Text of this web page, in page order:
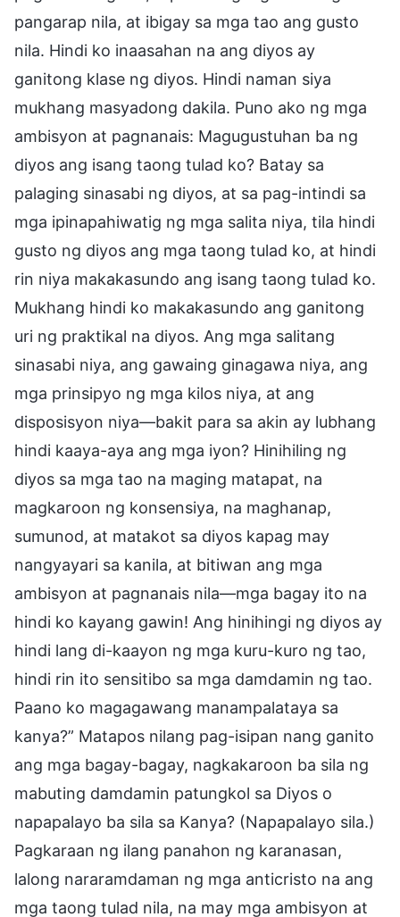
pangarap nila, at ibigay sa mga tao ang gusto
nila. Hindi ko inaasahan na ang diyos ay
ganitong klase ng diyos. Hindi naman siya
mukhang masyadong dakila. Puno ako ng mga
ambisyon at pagnanais: Magugustuhan ba ng
diyos ang isang taong tulad ko? Batay sa
palaging sinasabi ng diyos, at sa pag-intindi sa
mga ipinapahiwatig ng mga salita niya, tila hindi
gusto ng diyos ang mga taong tulad ko, at hindi
rin niya makakasundo ang isang taong tulad ko.
Mukhang hindi ko makakasundo ang ganitong
uri ng praktikal na diyos. Ang mga salitang
sinasabi niya, ang gawaing ginagawa niya, ang
mga prinsipyo ng mga kilos niya, at ang
disposisyon niya—bakit para sa akin ay lubhang
hindi kaaya-aya ang mga iyon? Hinihiling ng
diyos sa mga tao na maging matapat, na
magkaroon ng konsensiya, na maghanap,
sumunod, at matakot sa diyos kapag may
nangyayari sa kanila, at bitiwan ang mga
ambisyon at pagnanais nila—mga bagay ito na
hindi ko kayang gawin! Ang hinihingi ng diyos ay
hindi lang di-kaayon ng mga kuru-kuro ng tao,
hindi rin ito sensitibo sa mga damdamin ng tao.
Paano ko magagawang manampalataya sa
kanya?” Matapos nilang pag-isipan nang ganito
ang mga bagay-bagay, nagkakaroon ba sila ng
mabuting damdamin patungkol sa Diyos o
napapalayo ba sila sa Kanya? (Napapalayo sila.)
Pagkaraan ng ilang panahon ng karanasan,
lalong nararamdaman ng mga anticristo na ang
mga taong tulad nila, na may mga ambisyon at